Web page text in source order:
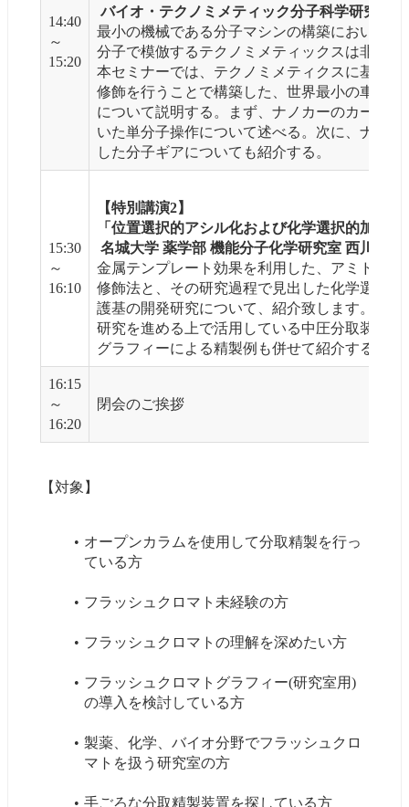
14:40
～
15:20
バイオ・テクノミメティック分子科学研究室
最小の機械である分子マシンの構築において
分子で模倣するテクノミメティックスは非常
本セミナーでは、テクノミメティクスに基づ
修飾を行うことで構築した、世界最小の車で
について説明する。まず、ナノカーのカーデ
いた単分子操作について述べる。次に、ナノ
した分子ギアについても紹介する。
15:30
～
16:10
【特別講演2】
「位置選択的アシル化および化学選択的加水
名城大学 薬学部 機能分子化学研究室 西川泰弘
金属テンプレート効果を利用した、アミド含
修飾法と、その研究過程で見出した化学選択
護基の開発研究について、紹介致します。
研究を進める上で活用している中圧分取装置
グラフィーによる精製例も併せて紹介する予定
16:15
～
16:20
閉会のご挨拶
【対象】
オープンカラムを使用して分取精製を行っ
ている方
フラッシュクロマト未経験の方
フラッシュクロマトの理解を深めたい方
フラッシュクロマトグラフィー(研究室用)
の導入を検討している方
製薬、化学、バイオ分野でフラッシュクロ
マトを扱う研究室の方
手ごろな分取精製装置を探している方